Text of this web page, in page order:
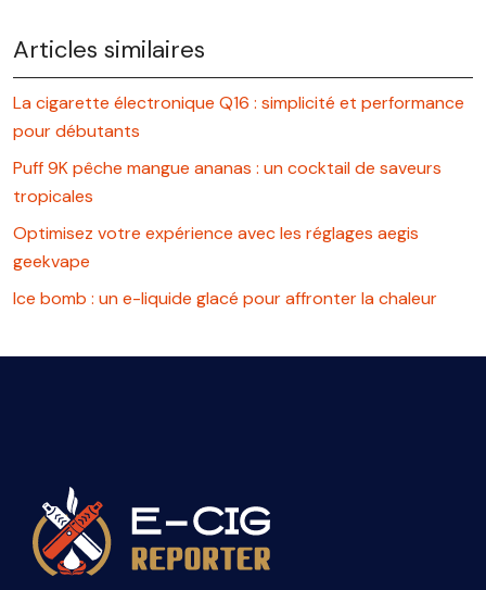
Articles similaires
La cigarette électronique Q16 : simplicité et performance
pour débutants
Puff 9K pêche mangue ananas : un cocktail de saveurs
tropicales
Optimisez votre expérience avec les réglages aegis
geekvape
Ice bomb : un e-liquide glacé pour affronter la chaleur